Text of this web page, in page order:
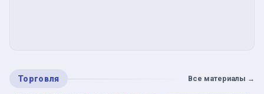
Торговля Все материалы →